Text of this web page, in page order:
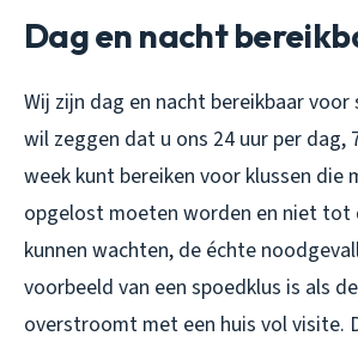
Dag en nacht
Wij zijn dag en nacht bereikbaar
wil zeggen dat u ons 24 uur per dag,
week kunt bereiken voor klussen die
opgelost moeten worden en niet tot
kunnen wachten, de échte
voorbeeld van een spoedklus is als
overstroomt met een huis vol visite.